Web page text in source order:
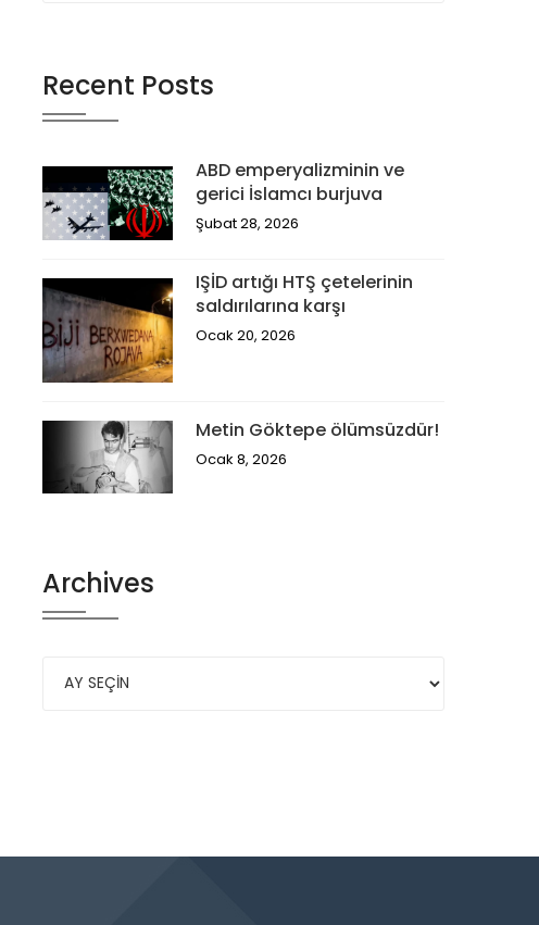
Recent Posts
ABD emperyalizminin ve
gerici İslamcı burjuva
Şubat 28, 2026
IŞİD artığı HTŞ çetelerinin
saldırılarına karşı
Ocak 20, 2026
Metin Göktepe ölümsüzdür!
Ocak 8, 2026
Archives